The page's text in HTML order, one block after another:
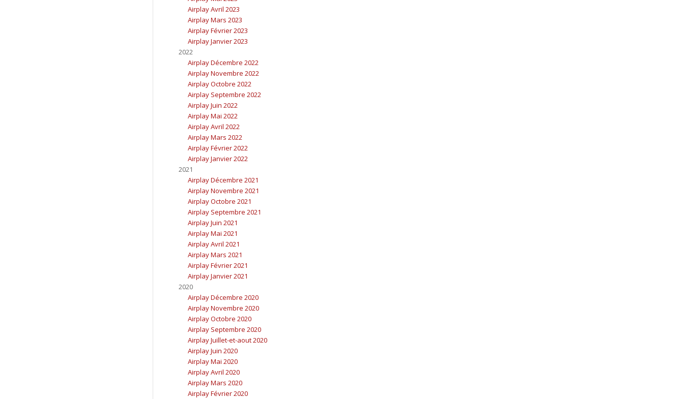
Airplay Avril 2023
Airplay Mars 2023
Airplay Février 2023
Airplay Janvier 2023
2022
Airplay Décembre 2022
Airplay Novembre 2022
Airplay Octobre 2022
Airplay Septembre 2022
Airplay Juin 2022
Airplay Mai 2022
Airplay Avril 2022
Airplay Mars 2022
Airplay Février 2022
Airplay Janvier 2022
2021
Airplay Décembre 2021
Airplay Novembre 2021
Airplay Octobre 2021
Airplay Septembre 2021
Airplay Juin 2021
Airplay Mai 2021
Airplay Avril 2021
Airplay Mars 2021
Airplay Février 2021
Airplay Janvier 2021
2020
Airplay Décembre 2020
Airplay Novembre 2020
Airplay Octobre 2020
Airplay Septembre 2020
Airplay Juillet-et-aout 2020
Airplay Juin 2020
Airplay Mai 2020
Airplay Avril 2020
Airplay Mars 2020
Airplay Février 2020